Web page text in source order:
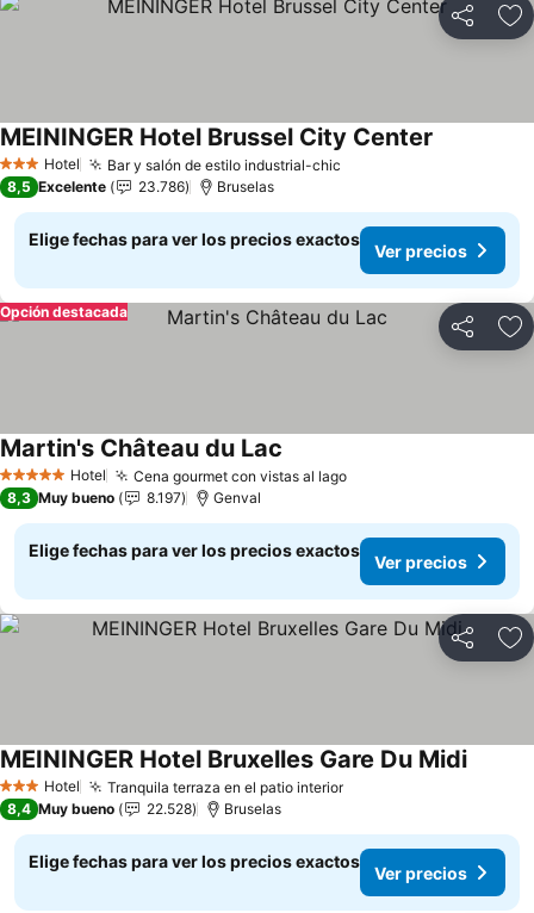
Compartir
3 Estrellas
Hotel Bar y salón de estilo industrial-chic
MEININGER Hotel Brussel City Center
8,5 Excelente 23.786 Bruselas
Elige fechas para ver los precios exactos
Ver precios
Compartir
Opción destacada
5 Estrellas Hotel Cena gourmet con vistas al lagoVer precios
Martin's Château du Lac
8,3 Muy bueno 8.197 Genval
Elige fechas para ver los precios exactos
Ver precios
Compartir
3 Estrellas
Hotel Tranquila terraza en el patio interiorVer precios
MEININGER Hotel Bruxelles Gare Du MidiVer
8,4 Muy bueno 22.528 Bruselas
Elige fechas para ver los precios exactos
Ver precios